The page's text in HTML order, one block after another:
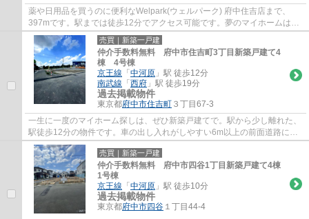
薬や日用品を買うのに便利なWelpark(ウェルパーク) 府中住吉店まで、
397mです。駅までは徒歩12分でアクセス可能です。夢のマイホームは思
い切って新築の戸建てはいかがでしょうか。京...
売買｜新築一戸建
仲介手数料無料 府中市住吉町3丁目新築戸建て4
棟 4号棟
京王線 「 中河原 」駅 徒歩12分
南武線 「 西府 」駅 徒歩19分
過去掲載物件
東京都府中市住吉町 ３丁目67-3
一生に一度のマイホーム探しは、ぜひ新築戸建てで。駅から少し離れた、
駅徒歩12分の物件です。車の出し入れがしやすい6m以上の前面道路にな
っております。京王線中河原周辺で物件をお...
売買｜新築一戸建
仲介手数料無料 府中市四谷1丁目新築戸建て4棟
1号棟
京王線 「 中河原 」駅 徒歩10分
過去掲載物件
東京都府中市四谷 １丁目44-4